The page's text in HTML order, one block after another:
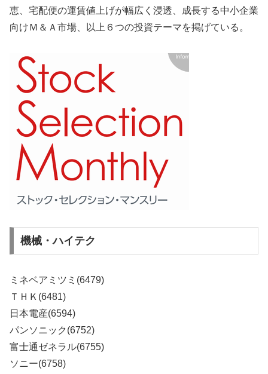
恵、宅配便の運賃値上げが幅広く浸透、成長する中小企業
向けＭ＆Ａ市場、以上６つの投資テーマを掲げている。
機械・ハイテク
ミネベアミツミ(6479)
ＴＨＫ(6481)
日本電産(6594)
パンソニック(6752)
富士通ゼネラル(6755)
ソニー(6758)